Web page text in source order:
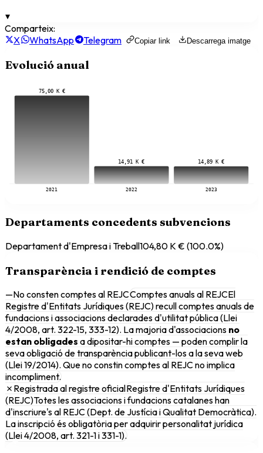
▾
Comparteix:
X
WhatsApp Telegram Copiar link Descarrega imatge
Evolució anual
75,00 K €
2021
14,91 K €
2022
14,89 K €
2023
Departaments concedents subvencions
Departament d'Empresa i Treball104,80 K € (100.0%)
Transparència i rendició de comptes
—No consten comptes al REJCComptes anuals al REJCEl
Registre d'Entitats Jurídiques (REJC) recull comptes anuals de
fundacions i associacions declarades d'utilitat pública (Llei
4/2008, art. 322-15, 333-12). La majoria d'associacions no
estan obligades a dipositar-hi comptes — poden complir la
seva obligació de transparència publicant-los a la seva web
(Llei 19/2014). Que no constin comptes al REJC no implica
incompliment.
✗ Registrada al registre oficialRegistre d'Entitats Jurídiques
(REJC)Totes les associacions i fundacions catalanes han
d'inscriure's al REJC (Dept. de Justícia i Qualitat Democràtica).
La inscripció és obligatòria per adquirir personalitat jurídica
(Llei 4/2008, art. 321-1 i 331-1).